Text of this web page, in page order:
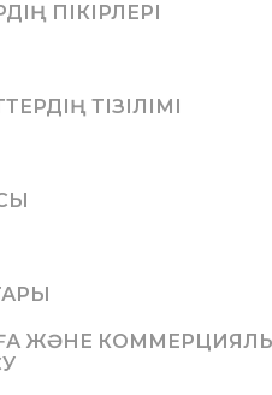
ПІКІРЛЕРІ
ТІЗІЛІМІ
ЖӘНЕ